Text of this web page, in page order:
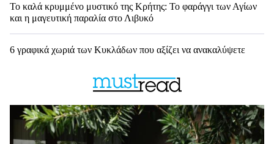
Το καλά κρυμμένο μυστικό της Κρήτης: Το φαράγγι των Αγίων
και η μαγευτική παραλία στο Λιβυκό
6 γραφικά χωριά των Κυκλάδων που αξίζει να ανακαλύψετε